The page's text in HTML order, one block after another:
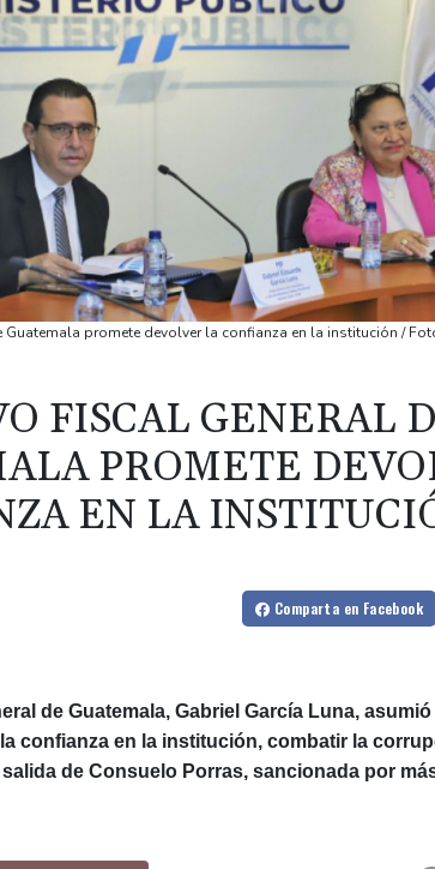
Guatemala promete devolver la confianza en la institución /
FISCAL GENERAL
PROMETE
EN LA
Comparta en Facebook
de Guatemala, Gabriel García Luna,
confianza en la institución, combatir la
de Consuelo Porras, sancionada por